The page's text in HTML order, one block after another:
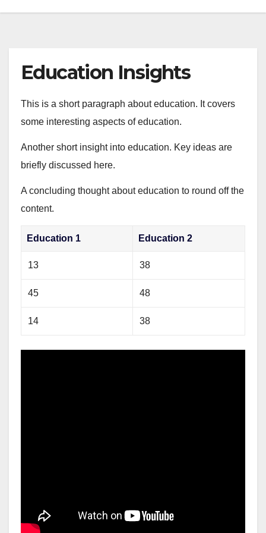
Education Insights
This is a short paragraph about education. It covers
some interesting aspects of education.
Another short insight into education. Key ideas are
briefly discussed here.
A concluding thought about education to round off the
content.
Education 1 Education 2
13 38
45 48
14 38